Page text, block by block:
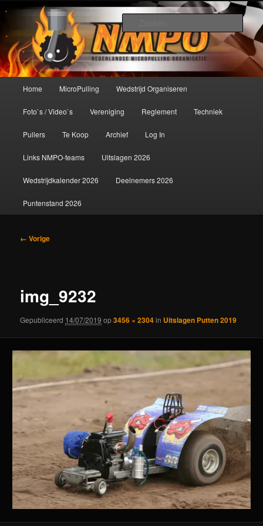
primaire
inhoudNederlandse MicroPulling
Organisatie
De meest krachtige modelbouwsport ter wereld!
Home MicroPulling Wedstrijd Organiseren
Foto`s / Video`s Vereniging Reglement Techniek
Pullers Te Koop Archief Log In
Links NMPO-teams Uitslagen 2026
Wedstrijdkalender 2026 Deelnemers 2026
Puntenstand 2026
Afbeeldingsnavigatie
← Vorige
img_9232
Gepubliceerd 14/07/2019 op3456 × 2304in Uitslagen Putten 2019